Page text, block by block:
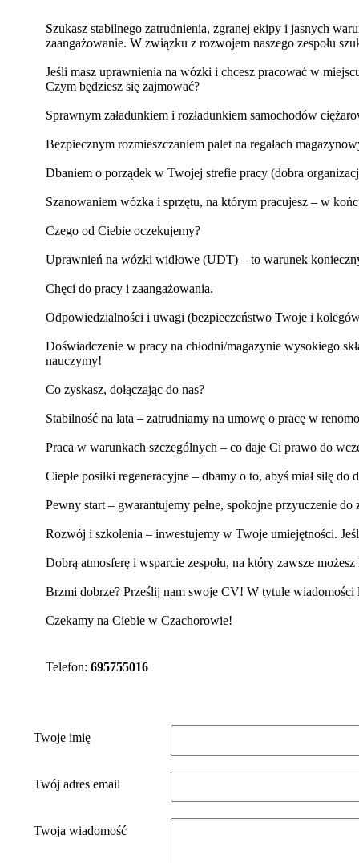
Szukasz stabilnego zatrudnienia, zgranej ekipy i jasnych
zaangażowanie. W związku z rozwojem naszego zespołu
Jeśli masz uprawnienia na wózki i chcesz pracować w
Czym będziesz się zajmować?
Sprawnym załadunkiem i rozładunkiem samochodów
Bezpiecznym rozmieszczaniem palet na regałach
Dbaniem o porządek w Twojej strefie pracy (dobra
Szanowaniem wózka i sprzętu, na którym pracujesz – w
Czego od Ciebie oczekujemy?
Uprawnień na wózki widłowe (UDT) – to warunek
Chęci do pracy i zaangażowania.
Odpowiedzialności i uwagi (bezpieczeństwo Twoje i
Doświadczenie w pracy na chłodni/magazynie wysokiego
nauczymy!
Co zyskasz, dołączając do nas?
Stabilność na lata – zatrudniamy na umowę o pracę w
Praca w warunkach szczególnych – co daje Ci prawo do
Ciepłe posiłki regeneracyjne – dbamy o to, abyś miał siłę do
Pewny start – gwarantujemy pełne, spokojne przyuczenie
Rozwój i szkolenia – inwestujemy w Twoje umiejętności.
Dobrą atmosferę i wsparcie zespołu, na który zawsze
Brzmi dobrze? Prześlij nam swoje CV! W tytule
Czekamy na Ciebie w Czachorowie!
Telefon: 695755016
Twoje imię
Twój adres email
Twoja wiadomość